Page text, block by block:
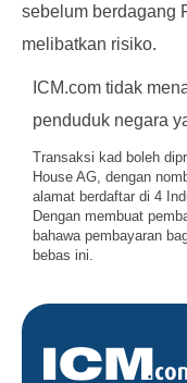
sebelum berdagang
melibatkan risiko.
ICM.com tidak
penduduk negara
Transaksi kad boleh
House AG, dengan
alamat berdaftar di 4
Dengan membuat
bahawa pembayaran
bebas ini.